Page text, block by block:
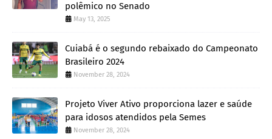
polêmico no Senado
May 13, 2025
Cuiabá é o segundo rebaixado do Campeonato
Brasileiro 2024
November 28, 2024
Projeto Viver Ativo proporciona lazer e saúde
para idosos atendidos pela Semes
November 28, 2024